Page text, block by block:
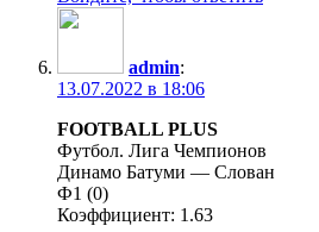
admin:
13.07.2022 в 18:06
FOOTBALL PLUS
Футбол. Лига Чемпионов
Динамо Батуми — Слован
Ф1 (0)
Коэффициент: 1.63